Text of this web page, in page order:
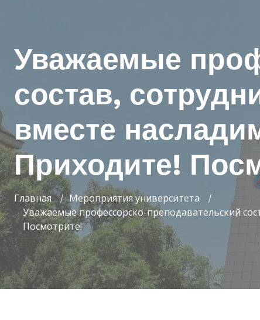
Уважаемые
состав,
вместе
Приходите!
Главная
Мероприятия университета
Уважаемые профессорско-преподавательский
Посмотрите!